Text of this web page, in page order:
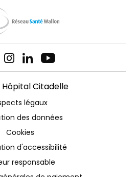
Citadelle
légaux
des données
Cookies
d'accessibilité
responsable